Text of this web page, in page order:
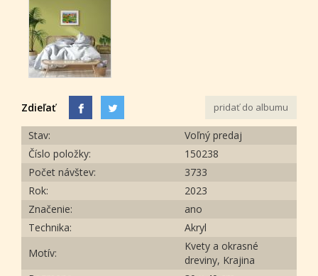
Zdieľať pridať do albumu
Stav:
Voľný predaj
Číslo položky:
150238
Počet návštev:
3733
Rok:
2023
Značenie:
ano
Technika:
Akryl
Motív:
Kvety a okrasné
dreviny, Krajina